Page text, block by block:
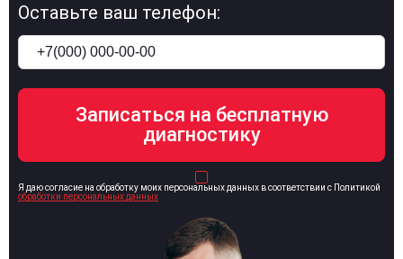
Оставьте ваш телефон:
Я даю согласие на обработку моих персональных данных в соответствии с Политикой
обработки персональных данных